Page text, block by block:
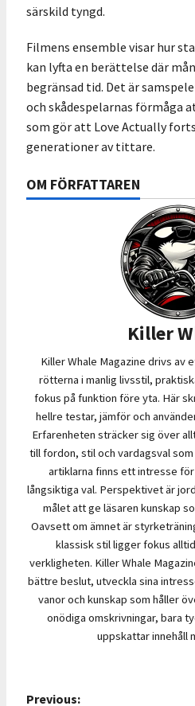
särskild tyngd.
Filmens ensemble visar hur
kan lyfta en berättelse där
begränsad tid. Det är
och skådespelarnas förmåga
som gör att Love Actually
generationer av tittare.
OM FÖRFATTAREN
Killer
Killer Whale Magazine drivs av
rötterna i manlig livsstil,
fokus på funktion före yta. Här
hellre testar, jämför och
Erfarenheten sträcker sig över
till fordon, stil och vardagsval
artiklarna finns ett intresse
långsiktiga val. Perspektivet är
målet att ge läsaren kunskap
Oavsett om ämnet är
klassisk stil ligger fokus
verkligheten. Killer Whale
bättre beslut, utveckla sina
vanor och kunskap som håller
onödiga omskrivningar, bara
uppskattar innehåll
Previous: